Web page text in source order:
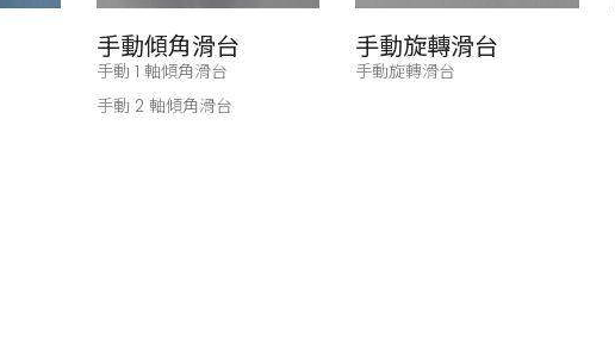
手動傾角滑台
手動 1 軸傾角滑台
手動 2 軸傾角滑台
手動旋轉滑台
手動旋轉滑台